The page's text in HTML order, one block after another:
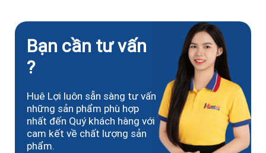
Bạn cần tư vấn
?
Huê Lợi luôn sẵn sàng tư vấn
những sản phẩm phù hợp
nhất đến Quý khách hàng với
cam kết về chất lượng sản
phẩm.